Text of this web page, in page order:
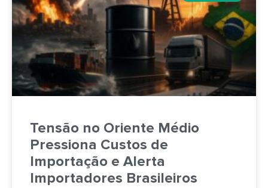
Tensão no Oriente Médio
Pressiona Custos de
Importação e Alerta
Importadores Brasileiros